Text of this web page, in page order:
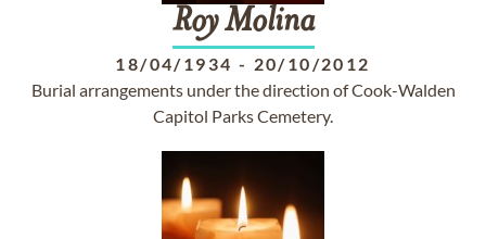
Roy Molina
18/04/1934 - 20/10/2012
Burial arrangements under the direction of Cook-Walden
Capitol Parks Cemetery.